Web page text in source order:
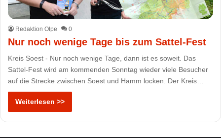
Redaktion Olpe 0
Nur noch wenige Tage bis zum Sattel-Fest
Kreis Soest - Nur noch wenige Tage, dann ist es soweit. Das
Sattel-Fest wird am kommenden Sonntag wieder viele Besucher
auf die Strecke zwischen Soest und Hamm locken. Der Kreis…
Weiterlesen >>